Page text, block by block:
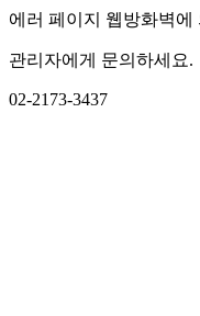
에러 페이지 웹방화벽에
관리자에게 문의하세요.
02-2173-3437